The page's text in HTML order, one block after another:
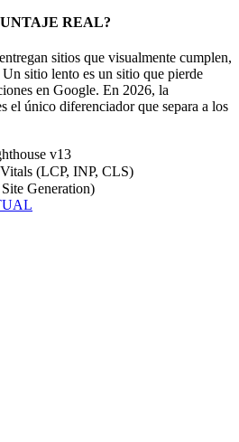
REAL?
sitios que visualmente cumplen,
sitio lento es un sitio que pierde
en Google. En 2026, la
el único diferenciador que separa a los
v13
(LCP, INP, CLS)
Generation)